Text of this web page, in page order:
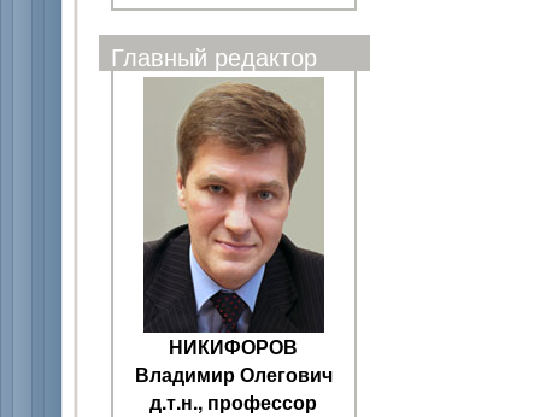
Главный редактор
НИКИФОРОВ
Владимир Олегович
д.т.н., профессор